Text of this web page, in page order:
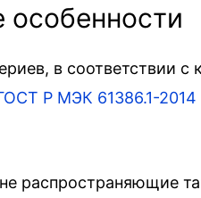
в соответствии
Р МЭК 61386.1-2014
распространяющие